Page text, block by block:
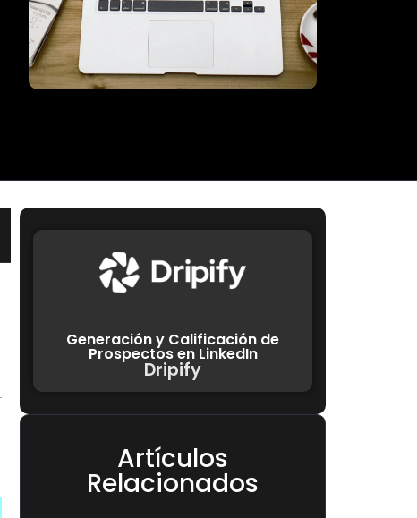
Generación y Calificación de
Prospectos en LinkedIn
Dripify
Artículos
Relacionados